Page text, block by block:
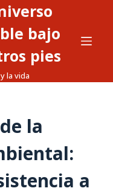
bajo
pies
la vida
la
a